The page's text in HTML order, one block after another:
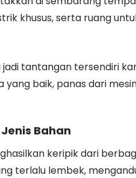
khusus, serta ruang
jadi tantangan tersendiri
yang baik, panas dari
Bahan
keripik dari
terlalu lembek,